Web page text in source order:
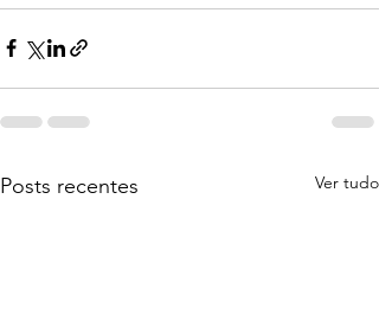
Posts recentes Ver tudo